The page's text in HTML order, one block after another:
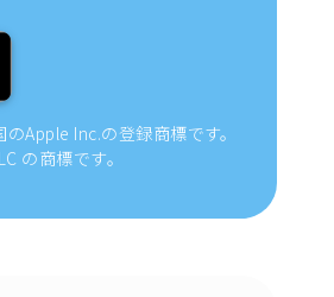
Apple Inc.の登録商標です。
の商標です。